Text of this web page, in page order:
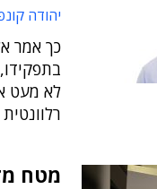
יהודה
כך אמר
לא מעט
מטח